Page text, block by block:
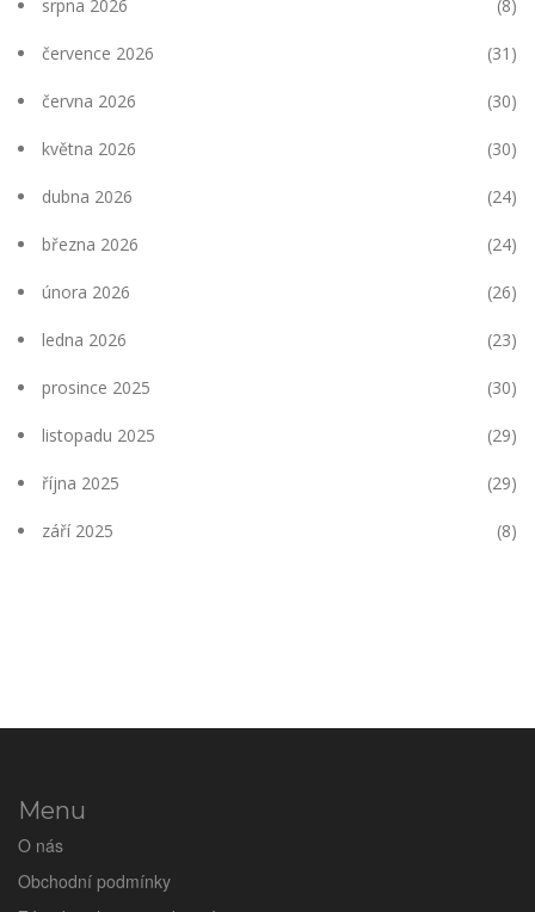
srpna 2026 (8)
července 2026 (31)
června 2026 (30)
května 2026 (30)
dubna 2026 (24)
března 2026 (24)
února 2026 (26)
ledna 2026 (23)
prosince 2025 (30)
listopadu 2025 (29)
října 2025 (29)
září 2025 (8)
Menu
O nás
Obchodní podmínky